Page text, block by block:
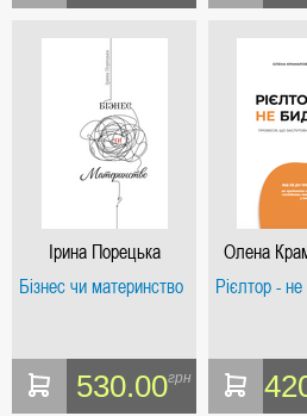
Ірина Порецька
Бізнес чи материнство
530.00грн
Олена
Рієлтор -